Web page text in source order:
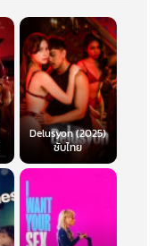
Delusyon (2025)
ซับไทย